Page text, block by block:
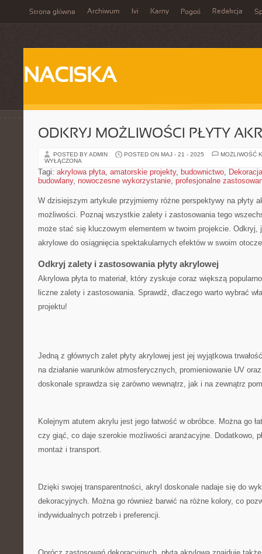
Strona główna Archiwum Ivi Karny Pogoń Redakcja
NACISKA
ODKRYJ MOŻLIWOŚCI PŁYTY
POSTED BY ADMIN POSTED ON MAJ - 21 - 2025
MOŻLIWOŚĆ
WYŁĄCZONA
Tagi: akrylowa płyta, amatorskie projekty, budownictwo, Dekoracja
budowlany, nowoczesne wykorzystanie, profesjonalne
W dzisiejszym artykule przyjmiemy różne perspektywy na‌ płyty
możliwości. Poznaj wszystkie zalety i⁢ zastosowania tego
może stać się kluczowym elementem w⁣ twoim projekcie. Odkryj,
akrylowe do osiągnięcia spektakularnych efektów w swoim
Odkryj zalety i zastosowania płyty akrylowej
Akrylowa płyta to materiał, który zyskuje coraz większą
liczne zalety i zastosowania. Sprawdź, dlaczego warto wybrać
projektu!
Jedną z głównych zalet płyty akrylowej jest jej wyjątkowa
na działanie warunków⁤ atmosferycznych, ‍promieniowanie ‌UV
⁣doskonale sprawdza się zarówno wewnątrz, jak i na zewnątrz
Kolejnym atutem akrylu jest jego łatwość w⁢ obróbce.​ Można go
czy giąć, co daje szerokie możliwości ⁣aranżacyjne. Dodatkowo,
montaż‍ i transport.
Dzięki swojej transparentności, akryl doskonale ​nadaje się⁢ do
dekoracyjnych. Można go również barwić na ‍różne kolory, co
indywidualnych potrzeb i preferencji.